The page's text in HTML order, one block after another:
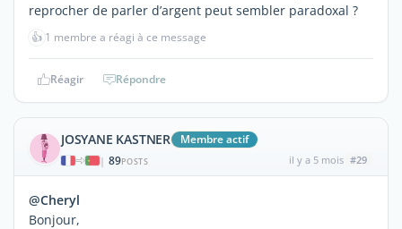
reprocher de parler d’argent peut sembler paradoxal ?
👍 1 membre a réagi à ce message
Réagir Répondre
JOSYANE KASTNER Membre actif
| 89POSTS il y a 5 mois #29
@Cheryl
Bonjour,